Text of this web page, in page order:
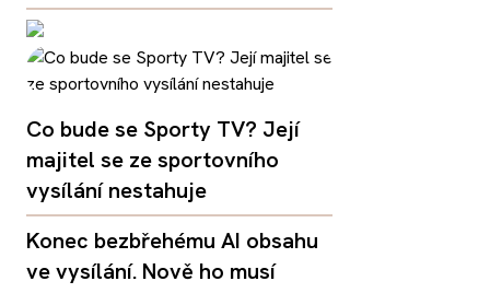
Co bude se Sporty TV? Její
majitel se ze sportovního
vysílání nestahuje
Konec bezbřehému AI obsahu
ve vysílání. Nově ho musí